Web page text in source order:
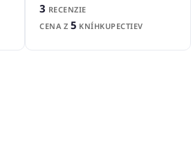
3 RECENZIE
CENA Z 5 KNÍHKUPECTIEV